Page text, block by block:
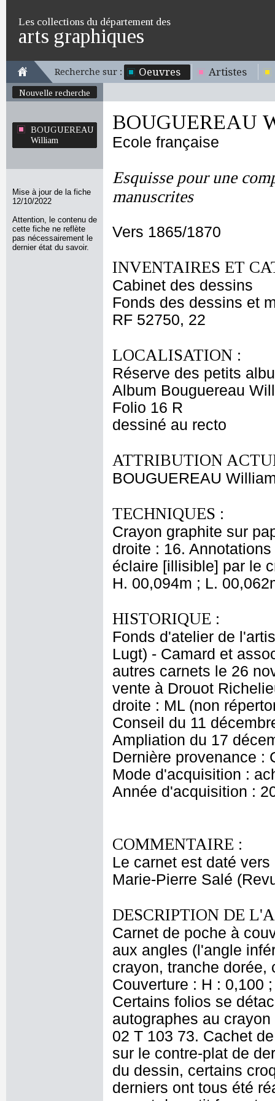
Les collections du département des
arts graphiques
Recherche sur : Oeuvres Artistes
Nouvelle recherche
BOUGUEREAU
William
Mise à jour de la fiche
12/10/2022
Attention, le contenu de
cette fiche ne reflète
pas nécessairement le
dernier état du savoir.
BOUGUEREAU
Ecole française
Esquisse pour une
manuscrites
Vers 1865/1870
INVENTAIRES ET
Cabinet des dessins
Fonds des dessins et
RF 52750, 22
LOCALISATION :
Réserve des petits
Album Bouguereau
Folio 16 R
dessiné au recto
ATTRIBUTION
BOUGUEREAU
TECHNIQUES :
Crayon graphite sur
droite : 16.
éclaire [illisible] par le
H. 00,094m ; L.
HISTORIQUE :
Fonds d'atelier de
Lugt) - Camard et
autres carnets le 26
vente à Drouot
droite : ML (non
Conseil du 11
Ampliation du 17
Dernière provenance :
Mode d'acquisition :
Année d'acquisition :
COMMENTAIRE :
Le carnet est daté
Marie-Pierre Salé
DESCRIPTION DE
Carnet de poche à
aux angles (l'angle
crayon, tranche dorée,
Couverture : H : 0,100
Certains folios se
autographes au
02 T 103 73. Cachet
sur le contre-plat de
du dessin, certains
derniers ont tous été